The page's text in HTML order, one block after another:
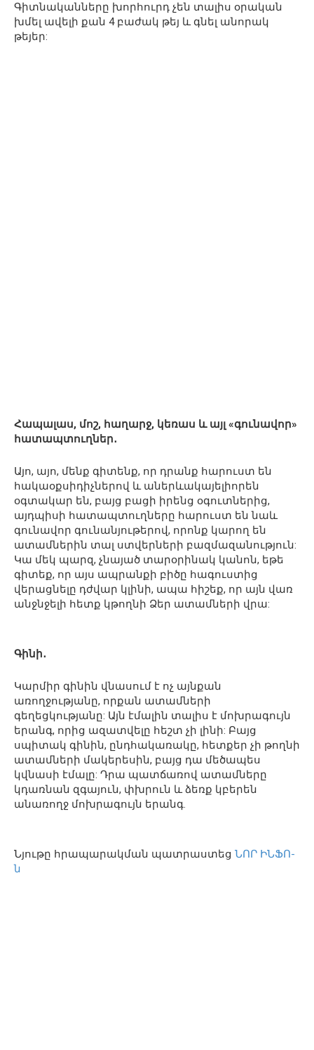
Գիտնականները խորհուրդ չեն տալիս օրական
խմել ավելի քան 4 բաժակ թեյ և գնել անորակ
թեյեր:
Հապալաս, մոշ, հաղարջ, կեռաս և այլ «գունավոր»
հատապտուղներ․
Այո, այո, մենք գիտենք, որ դրանք հարուստ են
հակաօքսիդիչներով և աներևակայելիորեն
օգտակար են, բայց բացի իրենց օգուտներից,
այդպիսի հատապտուղները հարուստ են նաև
գունավոր գունանյութերով, որոնք կարող են
ատամներին տալ ստվերների բազմազանություն:
Կա մեկ պարզ, չնայած տարօրինակ կանոն, եթե
գիտեք, որ այս ապրանքի բիծը հագուստից
վերացնելը դժվար կլինի, ապա հիշեք, որ այն վառ
անջնջելի հետք կթողնի Ձեր ատամների վրա:
Գինի․
Կարմիր գինին վնասում է ոչ այնքան
առողջությանը, որքան ատամների
գեղեցկությանը: Այն էմալին տալիս է մոխրագույն
երանգ, որից ազատվելը հեշտ չի լինի: Բայց
սպիտակ գինին, ընդհակառակը, հետքեր չի թողնի
ատամների մակերեսին, բայց դա մեծապես
կվնասի էմալը: Դրա պատճառով ատամները
կդառնան զգայուն, փխրուն և ձեռք կբերեն
անառողջ մոխրագույն երանգ.
Նյութը հրապարակման պատրաստեց ՆՈՐ ԻՆՖՈ-
ն